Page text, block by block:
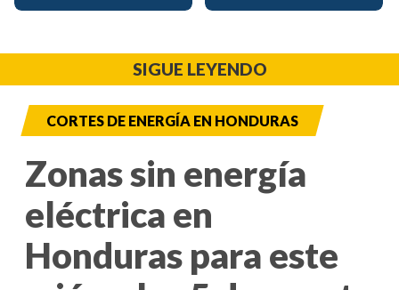
SIGUE LEYENDO
CORTES DE ENERGÍA EN HONDURAS
Zonas sin energía
eléctrica en
Honduras para este